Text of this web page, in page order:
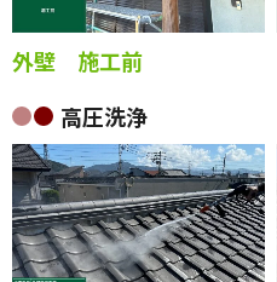
外壁 施工前
高圧洗浄